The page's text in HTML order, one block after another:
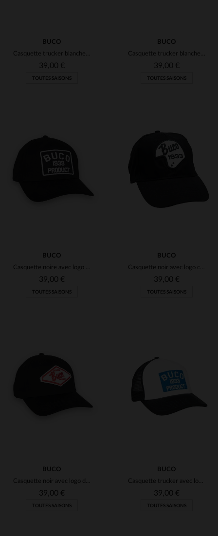
TAILLES DISPONIBLES
TU
BUCO
Casquette trucker blanche et noire logo Product noir et jaune
39,00 €
TOUTES SAISONS
TAILLES DISPONIBLES
BUCO
Casquette trucker blanche et noire logo diamant bleu et blanc
39,00 €
TOUTES SAISONS
TAILLES DISPONIBLES
BUCO
Casquette noire avec logo Product noir et blanc
39,00 €
TOUTES SAISONS
TAILLES DISPONIBLES
TU
BUCO
Casquette noir avec logo casque Buco blanc
39,00 €
TOUTES SAISONS
BUCO
Casquette noir avec logo diamant blanc et rouge
39,00 €
TOUTES SAISONS
BUCO
Casquette trucker avec logo Product bleu et blanc
39,00 €
TOUTES SAISONS